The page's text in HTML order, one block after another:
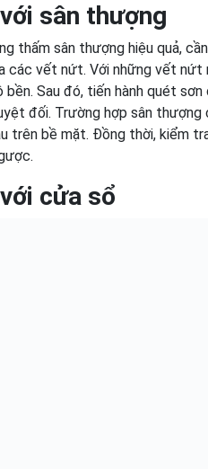
sân thượng
thấm sân thượng hiệu quả,
các vết nứt. Với những vết
bền. Sau đó, tiến hành quét
đối. Trường hợp sân
trên bề mặt. Đồng thời, kiểm
cửa sổ